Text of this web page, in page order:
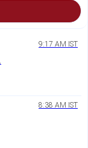
9:17 AM IST
8:38 AM IST